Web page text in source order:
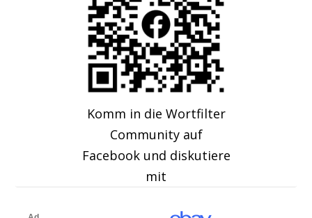
Komm in die Wortfilter
Community auf
Facebook und diskutiere
mit